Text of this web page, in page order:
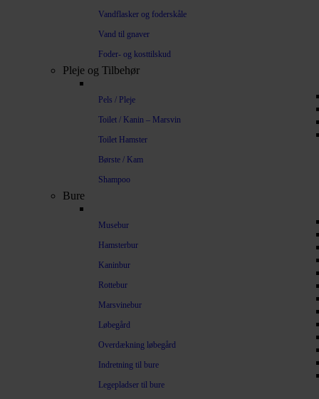
Vandflasker og foderskåle
Vand til gnaver
Foder- og kosttilskud
Pleje og Tilbehør
Pels / Pleje
Toilet / Kanin – Marsvin
Toilet Hamster
Børste / Kam
Shampoo
Bure
Musebur
Hamsterbur
Kaninbur
Rottebur
Marsvinebur
Løbegård
Overdækning løbegård
Indretning til bure
Legepladser til bure